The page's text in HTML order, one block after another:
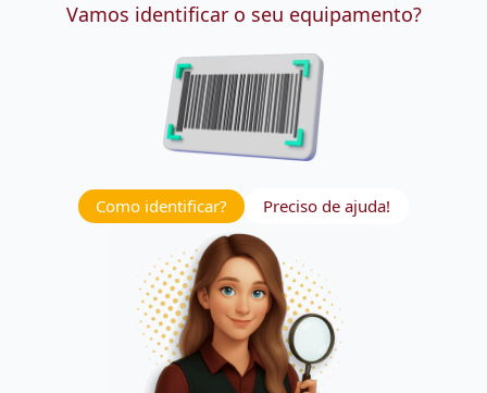
Vamos identificar o seu equipamento?
Como identificar? Preciso de ajuda!